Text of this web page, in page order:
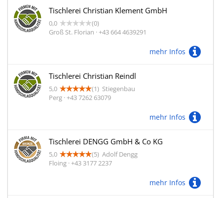
Tischlerei Christian Klement GmbH
0,0
(0)
Groß St. Florian · +43 664 4639291
mehr Infos
Tischlerei Christian Reindl
5,0 (1) Stiegenbau
Perg · +43 7262 63079
mehr Infos
Tischlerei DENGG GmbH & Co KG
5,0 (5) Adolf Dengg
Floing · +43 3177 2237
mehr Infos